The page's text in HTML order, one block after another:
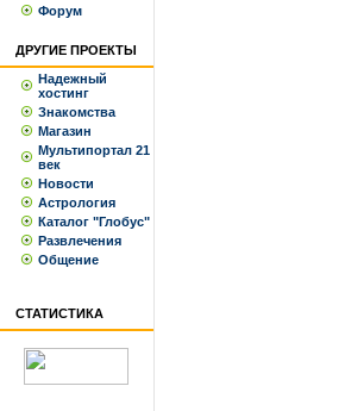
Форум
ДРУГИЕ ПРОЕКТЫ
Надежный
хостинг
Знакомства
Магазин
Мультипортал 21
век
Новости
Астрология
Каталог "Глобус"
Развлечения
Общение
СТАТИСТИКА